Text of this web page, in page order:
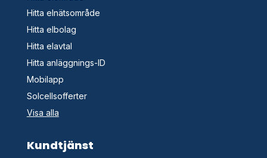
Hitta elnätsområde
Hitta elbolag
Hitta elavtal
Hitta anläggnings-ID
Mobilapp
Solcellsofferter
Visa alla
Kundtjänst